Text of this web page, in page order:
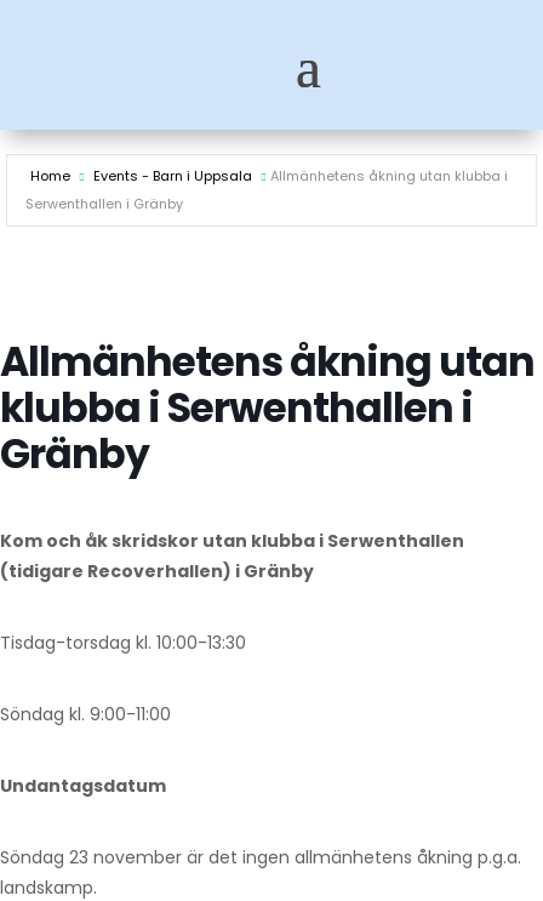
Home Events - Barn i Uppsala
Allmänhetens åkning utan klubba i
Serwenthallen i Gränby
Allmänhetens åkning utan
klubba i Serwenthallen i
Gränby
Kom och åk skridskor utan klubba i Serwenthallen
(tidigare Recoverhallen) i Gränby
Tisdag-torsdag kl. 10:00-13:30
Söndag kl. 9:00-11:00
Undantagsdatum
Söndag 23 november är det ingen allmänhetens åkning p.g.a.
landskamp.